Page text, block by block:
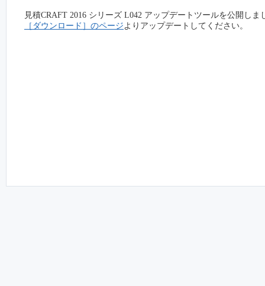
見積CRAFT 2016 シリーズ L042 アップデートツールを公開しま
［ダウンロード］のページよりアップデートしてください。